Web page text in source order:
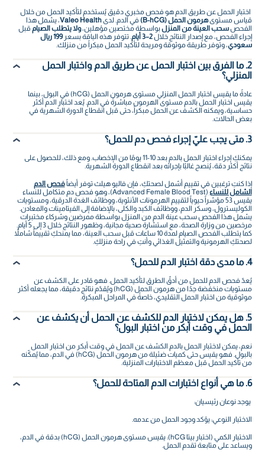
اختبار الحمل عن طريق الدم هو فحص مخبري دقيق يُستخدم لتأكيد الحمل من خلال
قياس مستوىهرمون الحمل (B-hCG) في الدم. لدىValeo Health، يشمل هذا
الفحصسحب العينة من المنزلبواسطة مختصين مؤهلين،ولا يتطلب الصيام قبل
إجراء الفحص، مع إصدار النتائج خلال2–3 أيام . تتوفر هذه الباقة بسعر
199 ريال
سعودي، وتوفر طريقة موثوقة ومريحة لتأكيد الحمل مبكراً من منزلك.
2. ما الفرق بين اختبار الحمل عن طريق الدم واختبار الحمل
المنزلي؟
عادةً ما يقيس اختبار الحمل المنزلي مستوى هرمون الحمل (hCG) في البول، بينما
يقيس اختبار الحمل بالدم مستوى الهرمون مباشرةً في الدم. يُعد اختبار الدم أكثر
حساسية، ويمكنه الكشف عن الحمل مبكراً، حتى قبل انقطاع الدورة الشهرية في
بعض الحالات.
3. متى يجب عليّ إجراء فحص دم للحمل؟
يمكنكِ إجراء اختبار الحمل بالدم بعد 10-11 يومًا من الإخصاب. ومع ذلك، للحصول على
نتائج أكثر دقة، يُنصح غالبًا بإجرائه بعد انقطاع الدورة الشهرية.
إذا كنتِ ترغبين في تقييم أشمل لصحتكِ، فإن فاليو هيلث توفر أيضاًفحص الدم
الشامل للنساء
(Advanced Female Blood Test)، وهو فحص دم متكامل للنساء
يقيس 53 مؤشراً حيوياً لتقييم الهرمونات الأنثوية، ووظائف الغدة الدرقية، ومستويات
الكوليسترول، وسكر الدم، ووظائف الكبد والكلى، بالإضافة إلى الفيتامينات والمعادن.
يشمل هذا الفحص سحب عينة الدم من المنزل بواسطة ممرضين وشركاء مختبرات
مرخصين من وزارة الصحة، مع استشارة صحية مجانية، وظهور النتائج خلال 3 إلى 5 أيام.
كما يتطلب الفحص الصيام لمدة 10 ساعات قبل سحب العينة، مما يمنحكِ تقييماً شاملاً
لصحتكِ الهرمونية والتمثيل الغذائي وأنتِ في راحة منزلكِ.
4. ما مدى دقة اختبار الدم للحمل؟
يُعدّ فحص الدم للحمل من أدقّ الطرق لتأكيد الحمل. فهو قادر على الكشف عن
مستويات منخفضة جدًا من هرمون الحمل (hCG) ويُقدّم نتائج دقيقة، مما يجعله أكثر
موثوقية من اختبار الحمل التقليدي، خاصةً في المراحل المبكرة.
5. هل يمكن لاختبار الدم للكشف عن الحمل أن يكشف عن
الحمل في وقت أبكر من اختبار البول؟
نعم، يمكن لاختبار الحمل بالدم الكشف عن الحمل في وقت أبكر من اختبار الحمل
بالبول. فهو يقيس حتى كميات ضئيلة من هرمون الحمل (hCG) في الدم، مما يُمكّنه
من تأكيد الحمل قبل معظم الاختبارات المنزلية.
6. ما هي أنواع اختبارات الدم المتاحة للحمل؟
يوجد نوعان رئيسيان:
الاختبار النوعي: يؤكد وجود الحمل من عدمه.
الاختبار الكمي (اختبار بيتا hCG): يقيس مستوى هرمون الحمل (hCG) بدقة في الدم،
ويساعد على متابعة تقدم الحمل.